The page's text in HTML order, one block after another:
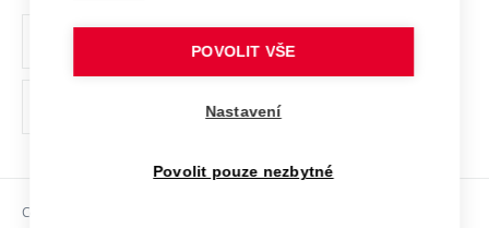
Ochrana osobních údajů
odkaz)
Sociální bezpečí
Copyright © 2026 VUT
POVOLIT VŠE
Nastavení
Povolit pouze nezbytné